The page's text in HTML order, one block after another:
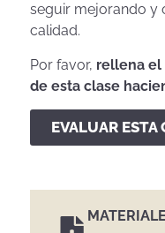
seguir mejorando y
calidad.
Por favor, rellena el
de esta clase
EVALUAR ESTA